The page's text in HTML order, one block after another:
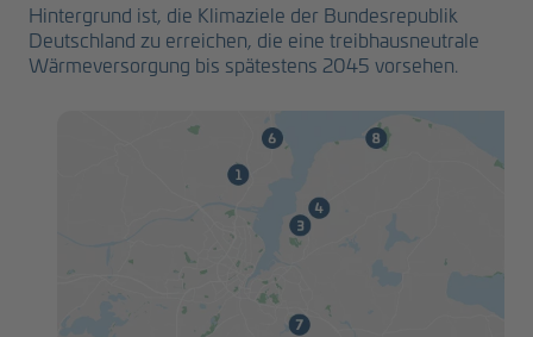
Hintergrund ist, die Klimaziele der Bundesrepublik
Deutschland zu erreichen, die eine treibhausneutrale
Wärmeversorgung bis spätestens 2045 vorsehen.